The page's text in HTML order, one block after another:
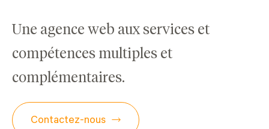
Une agence web aux services et
compétences multiples et
complémentaires.
Contactez-nous